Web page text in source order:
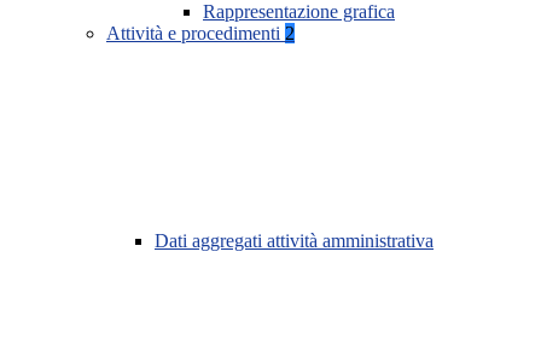
Rappresentazione grafica
Attività e procedimenti 2
Dati aggregati attività amministrativa